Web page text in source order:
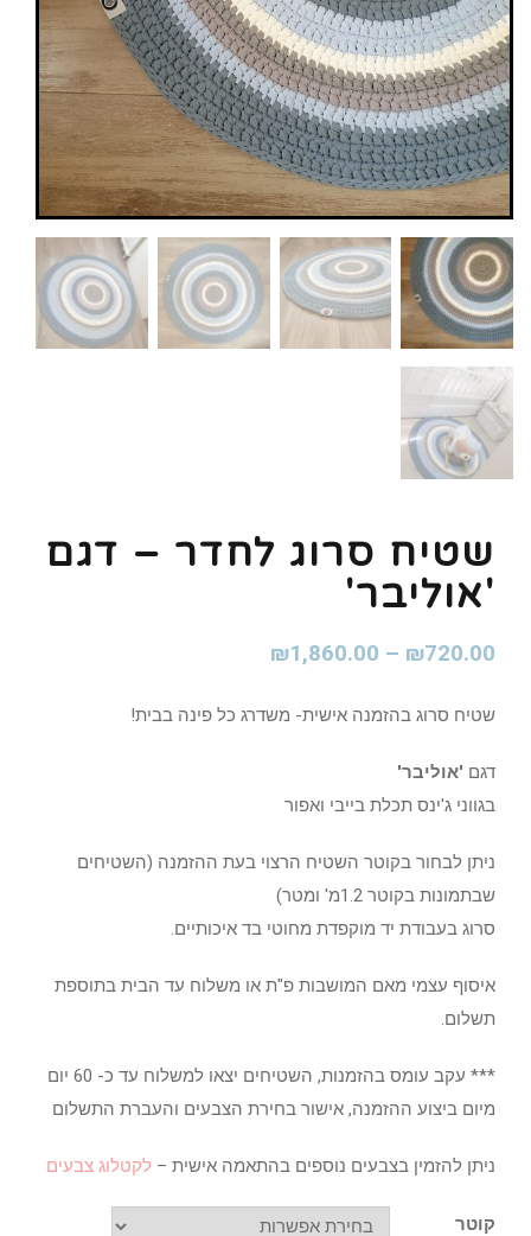
שטיח סרוג לחדר – דגם
'אוליבר'
₪720.00
–
₪1,860.00
שטיח סרוג בהזמנה אישית- משדרג כל פינה בבית!
דגם 'אוליבר'
בגווני ג'ינס תכלת בייבי ואפור
ניתן לבחור בקוטר השטיח הרצוי בעת ההזמנה (השטיחים
שבתמונות בקוטר 1.2מ' ומטר)
סרוג בעבודת יד מוקפדת מחוטי בד איכותיים.
איסוף עצמי מאם המושבות פ"ת או משלוח עד הבית בתוספת
תשלום.
*** עקב עומס בהזמנות, השטיחים יצאו למשלוח עד כ- 60 יום
מיום ביצוע ההזמנה, אישור בחירת הצבעים והעברת התשלום
ניתן להזמין בצבעים נוספים בהתאמה אישית – לקטלוג צבעים
קוטר